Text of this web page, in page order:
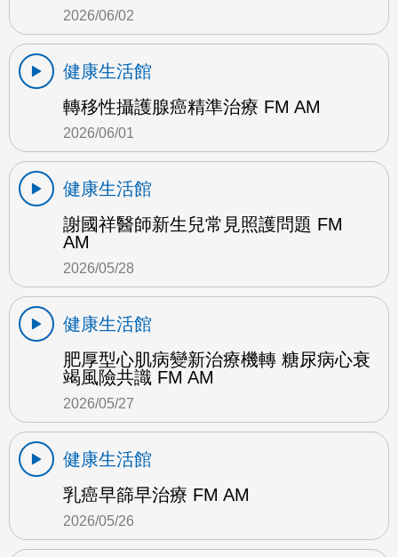
2026/06/02
健康生活館
轉移性攝護腺癌精準治療 FM AM
2026/06/01
健康生活館
謝國祥醫師新生兒常見照護問題 FM
AM
2026/05/28
健康生活館
肥厚型心肌病變新治療機轉 糖尿病心衰
竭風險共識 FM AM
2026/05/27
健康生活館
乳癌早篩早治療 FM AM
2026/05/26